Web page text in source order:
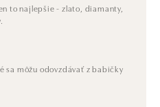
to najlepšie - zlato, diamanty,
sa môžu odovzdávať z babičky